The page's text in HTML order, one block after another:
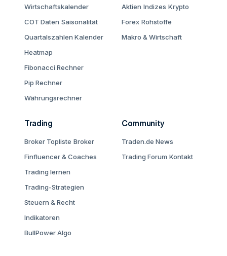
Wirtschaftskalender
COT Daten Saisonalität
Quartalszahlen Kalender
Heatmap
Fibonacci Rechner
Pip Rechner
Währungsrechner
Aktien Indizes Krypto
Forex Rohstoffe
Makro & Wirtschaft
Trading
Broker Topliste Broker
Finfluencer & Coaches
Trading lernen
Trading-Strategien
Steuern & Recht
Indikatoren
BullPower Algo
Community
Traden.de News
Trading Forum Kontakt